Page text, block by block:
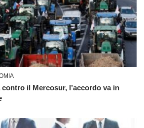
contro il Mercosur, l’accordo va in